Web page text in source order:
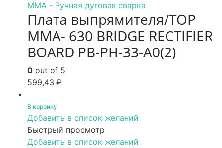
MMA - Ручная дуговая сварка
Плата выпрямителя/TOP
MMA- 630 BRIDGE RECTIFIER
BOARD PB-PH-33-A0(2)
0 out of 5
599,43 ₽
В корзину
Добавить в список желаний
Быстрый просмотр
Добавить в список желаний